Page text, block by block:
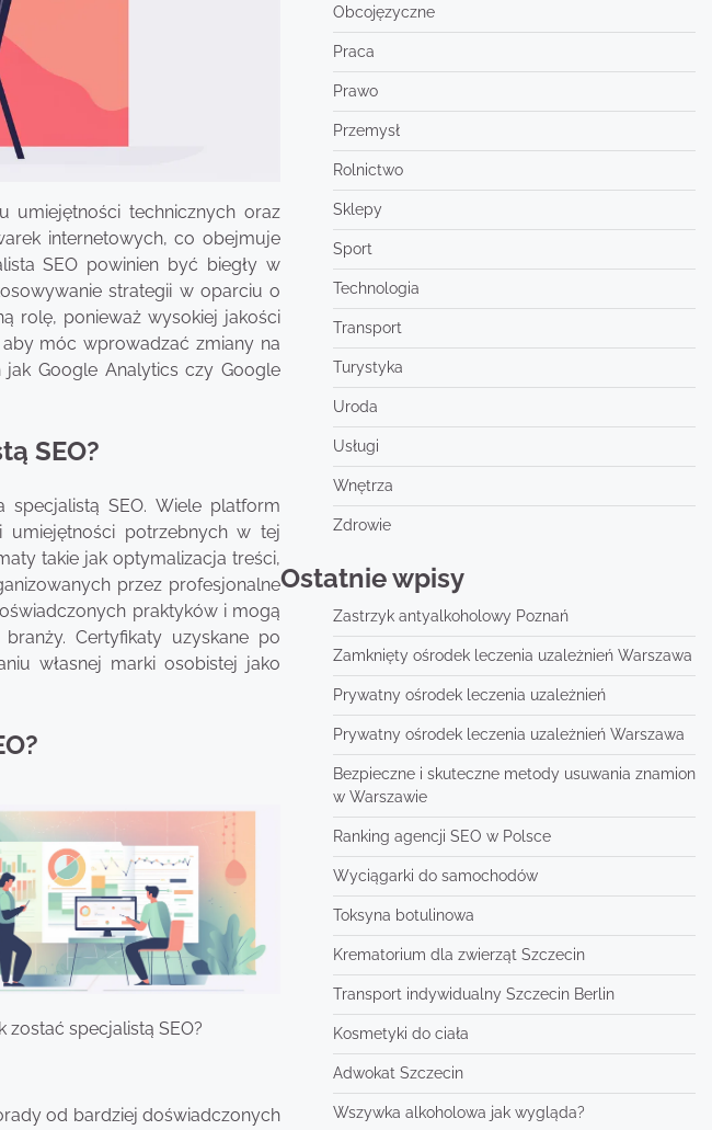
umiejętności technicznych oraz
internetowych, co obejmuje
SEO powinien być biegły w
strategii w oparciu o
rolę, ponieważ wysokiej jakości
móc wprowadzać zmiany na
jak Google Analytics czy Google
SEO?
SEO. Wiele platform
potrzebnych w tej
takie jak optymalizacja treści,
przez profesjonalne
praktyków i mogą
Certyfikaty uzyskane po
własnej marki osobistej jako
zostać specjalistą SEO?
od bardziej doświadczonych
Obcojęzyczne
Praca
Prawo
Przemysł
Rolnictwo
Sklepy
Sport
Technologia
Transport
Turystyka
Uroda
Usługi
Wnętrza
Zdrowie
Ostatnie wpisy
Zastrzyk antyalkoholowy Poznań
Zamknięty ośrodek leczenia uzależnień Warszawa
Prywatny ośrodek leczenia uzależnień
Prywatny ośrodek leczenia uzależnień Warszawa
Bezpieczne i skuteczne metody usuwania znamion
w Warszawie
Ranking agencji SEO w Polsce
Wyciągarki do samochodów
Toksyna botulinowa
Krematorium dla zwierząt Szczecin
Transport indywidualny Szczecin Berlin
Kosmetyki do ciała
Adwokat Szczecin
Wszywka alkoholowa jak wygląda?